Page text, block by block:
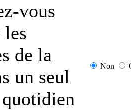
vous
de la
un seul
Non